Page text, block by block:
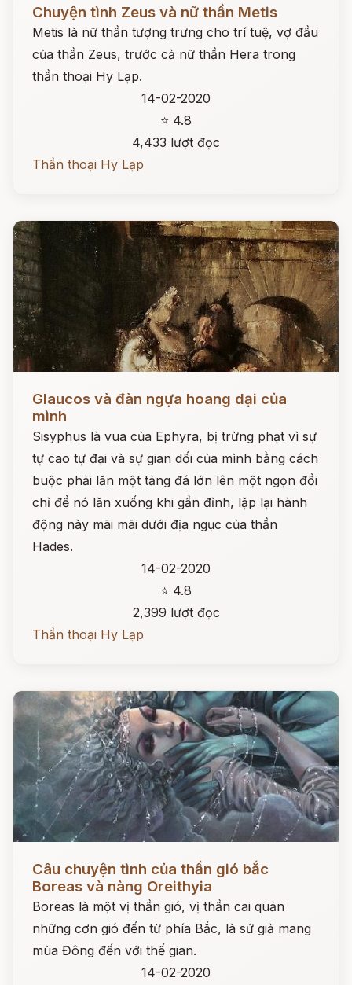
Chuyện tình Zeus và nữ thần Metis
Metis là nữ thần tượng trưng cho trí tuệ, vợ đầu
của thần Zeus, trước cả nữ thần Hera trong
thần thoại Hy Lạp.
14-02-2020
⭐ 4.8
4,433 lượt đọc
Thần thoại Hy Lạp
Glaucos và đàn ngựa hoang dại của
mình
Sisyphus là vua của Ephyra, bị trừng phạt vì sự
tự cao tự đại và sự gian dối của mình bằng cách
buộc phải lăn một tảng đá lớn lên một ngọn đồi
chỉ để nó lăn xuống khi gần đỉnh, lặp lại hành
động này mãi mãi dưới địa ngục của thần
Hades.
14-02-2020
⭐ 4.8
2,399 lượt đọc
Thần thoại Hy Lạp
Câu chuyện tình của thần gió bắc
Boreas và nàng Oreithyia
Boreas là một vị thần gió, vị thần cai quản
những cơn gió đến từ phía Bắc, là sứ giả mang
mùa Đông đến với thế gian.
14-02-2020